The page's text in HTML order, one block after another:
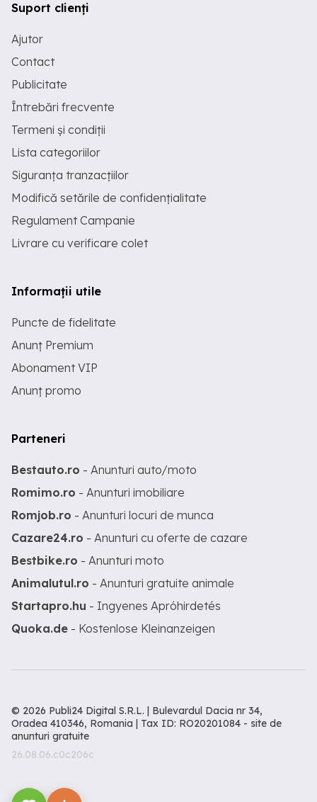
Suport clienți
Ajutor
Contact
Publicitate
Întrebări frecvente
Termeni și condiții
Lista categoriilor
Siguranța tranzacțiilor
Modifică setările de confidențialitate
Regulament Campanie
Livrare cu verificare colet
Informații utile
Puncte de fidelitate
Anunț Premium
Abonament VIP
Anunț promo
Parteneri
Bestauto.ro - Anunturi auto/moto
Romimo.ro - Anunturi imobiliare
Romjob.ro - Anunturi locuri de munca
Cazare24.ro - Anunturi cu oferte de cazare
Bestbike.ro - Anunturi moto
Animalutul.ro - Anunturi gratuite animale
Startapro.hu - Ingyenes Apróhirdetés
Quoka.de - Kostenlose Kleinanzeigen
© 2026 Publi24 Digital S.R.L. | Bulevardul Dacia nr 34,
Oradea 410346, Romania | Tax ID: RO20201084 - site de
anunturi gratuite
26.08.06.c0c206c